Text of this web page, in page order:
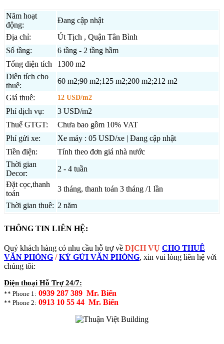
Năm hoạt
động:
Đang cập nhật
Địa chỉ:
Út Tịch , Quận Tân Bình
Số tầng:
6 tầng - 2 tầng hầm
Tổng diện tích
1300 m2
Diên tích cho
thuê:
60 m2;90 m2;125 m2;200 m2;212 m2
Giá thuê:
12 USD/m2
Phí dịch vụ:
3 USD/m2
Thuế GTGT:
Chưa bao gồm 10% VAT
Phí gửi xe:
Xe máy : 05 USD/xe | Đang cập nhật
Tiền điện:
Tính theo đơn giá nhà nước
Thời gian
Decor:
2 - 4 tuần
Đặt cọc,thanh
toán
3 tháng, thanh toán 3 tháng /1 lần
Thời gian thuê: 2 năm
THÔNG TIN LIÊN HỆ:
Quý khách hàng có nhu cầu hỗ trợ về DỊCH VỤ CHO THUÊ
VĂN PHÒNG /KÝ GỬI VĂN PHÒNG, xin vui lòng liên hệ với
chúng tôi:
Điện thoại Hỗ Trợ 24/7:
** Phone 1: 0939 287 389 Mr. Biển
** Phone 2: 0913 10 55 44 Mr. Biển